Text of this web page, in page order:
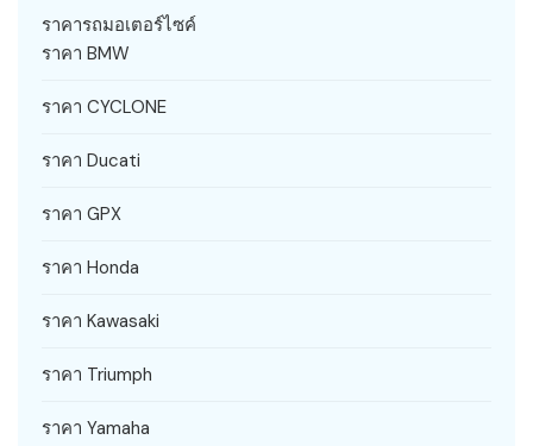
ราคารถมอเตอร์ไซค์
ราคา BMW
ราคา CYCLONE
ราคา Ducati
ราคา GPX
ราคา Honda
ราคา Kawasaki
ราคา Triumph
ราคา Yamaha